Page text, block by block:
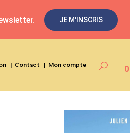
0
Contact Mon compte
JE M'INSCRIS